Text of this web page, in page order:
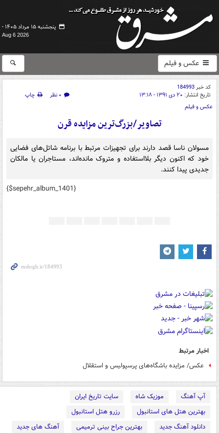
پنجشنبه ۱۵ مرداد ۱۴۰۵ -
Aug 6 2026
عکس و فیلم
کد خبر184993
تاریخ انتشار: ۲۰ دی ۱۳۹۱ - ۱۳:۱۸ ۰ نظر
چاپ
عکس و فیلم
تصاویر/بزرگ‌ترین مزایده قرن
مسولان ناسا قصد دارند برای تجهیزات مرتبط با برنامه شاتل‌های فضایی
خود که اکنون دیگر بلااستفاده و متروک مانده‌اند، مستاجران یا مالکان
جدیدی پیدا کنند.
{$sepehr_album_1401}
اخبار مرتبط
عکس/ مزایده باشگاه‌های پرسپولیس و استقلال
آپ آهنگ موزیک شاه
سایت تاریخ ایران
بهترین هتل های استانبول
رزرو هتل استانبول
دانلود آهنگ جدید
بهترین جراح بینی ترمیمی
آهنگ های جدید